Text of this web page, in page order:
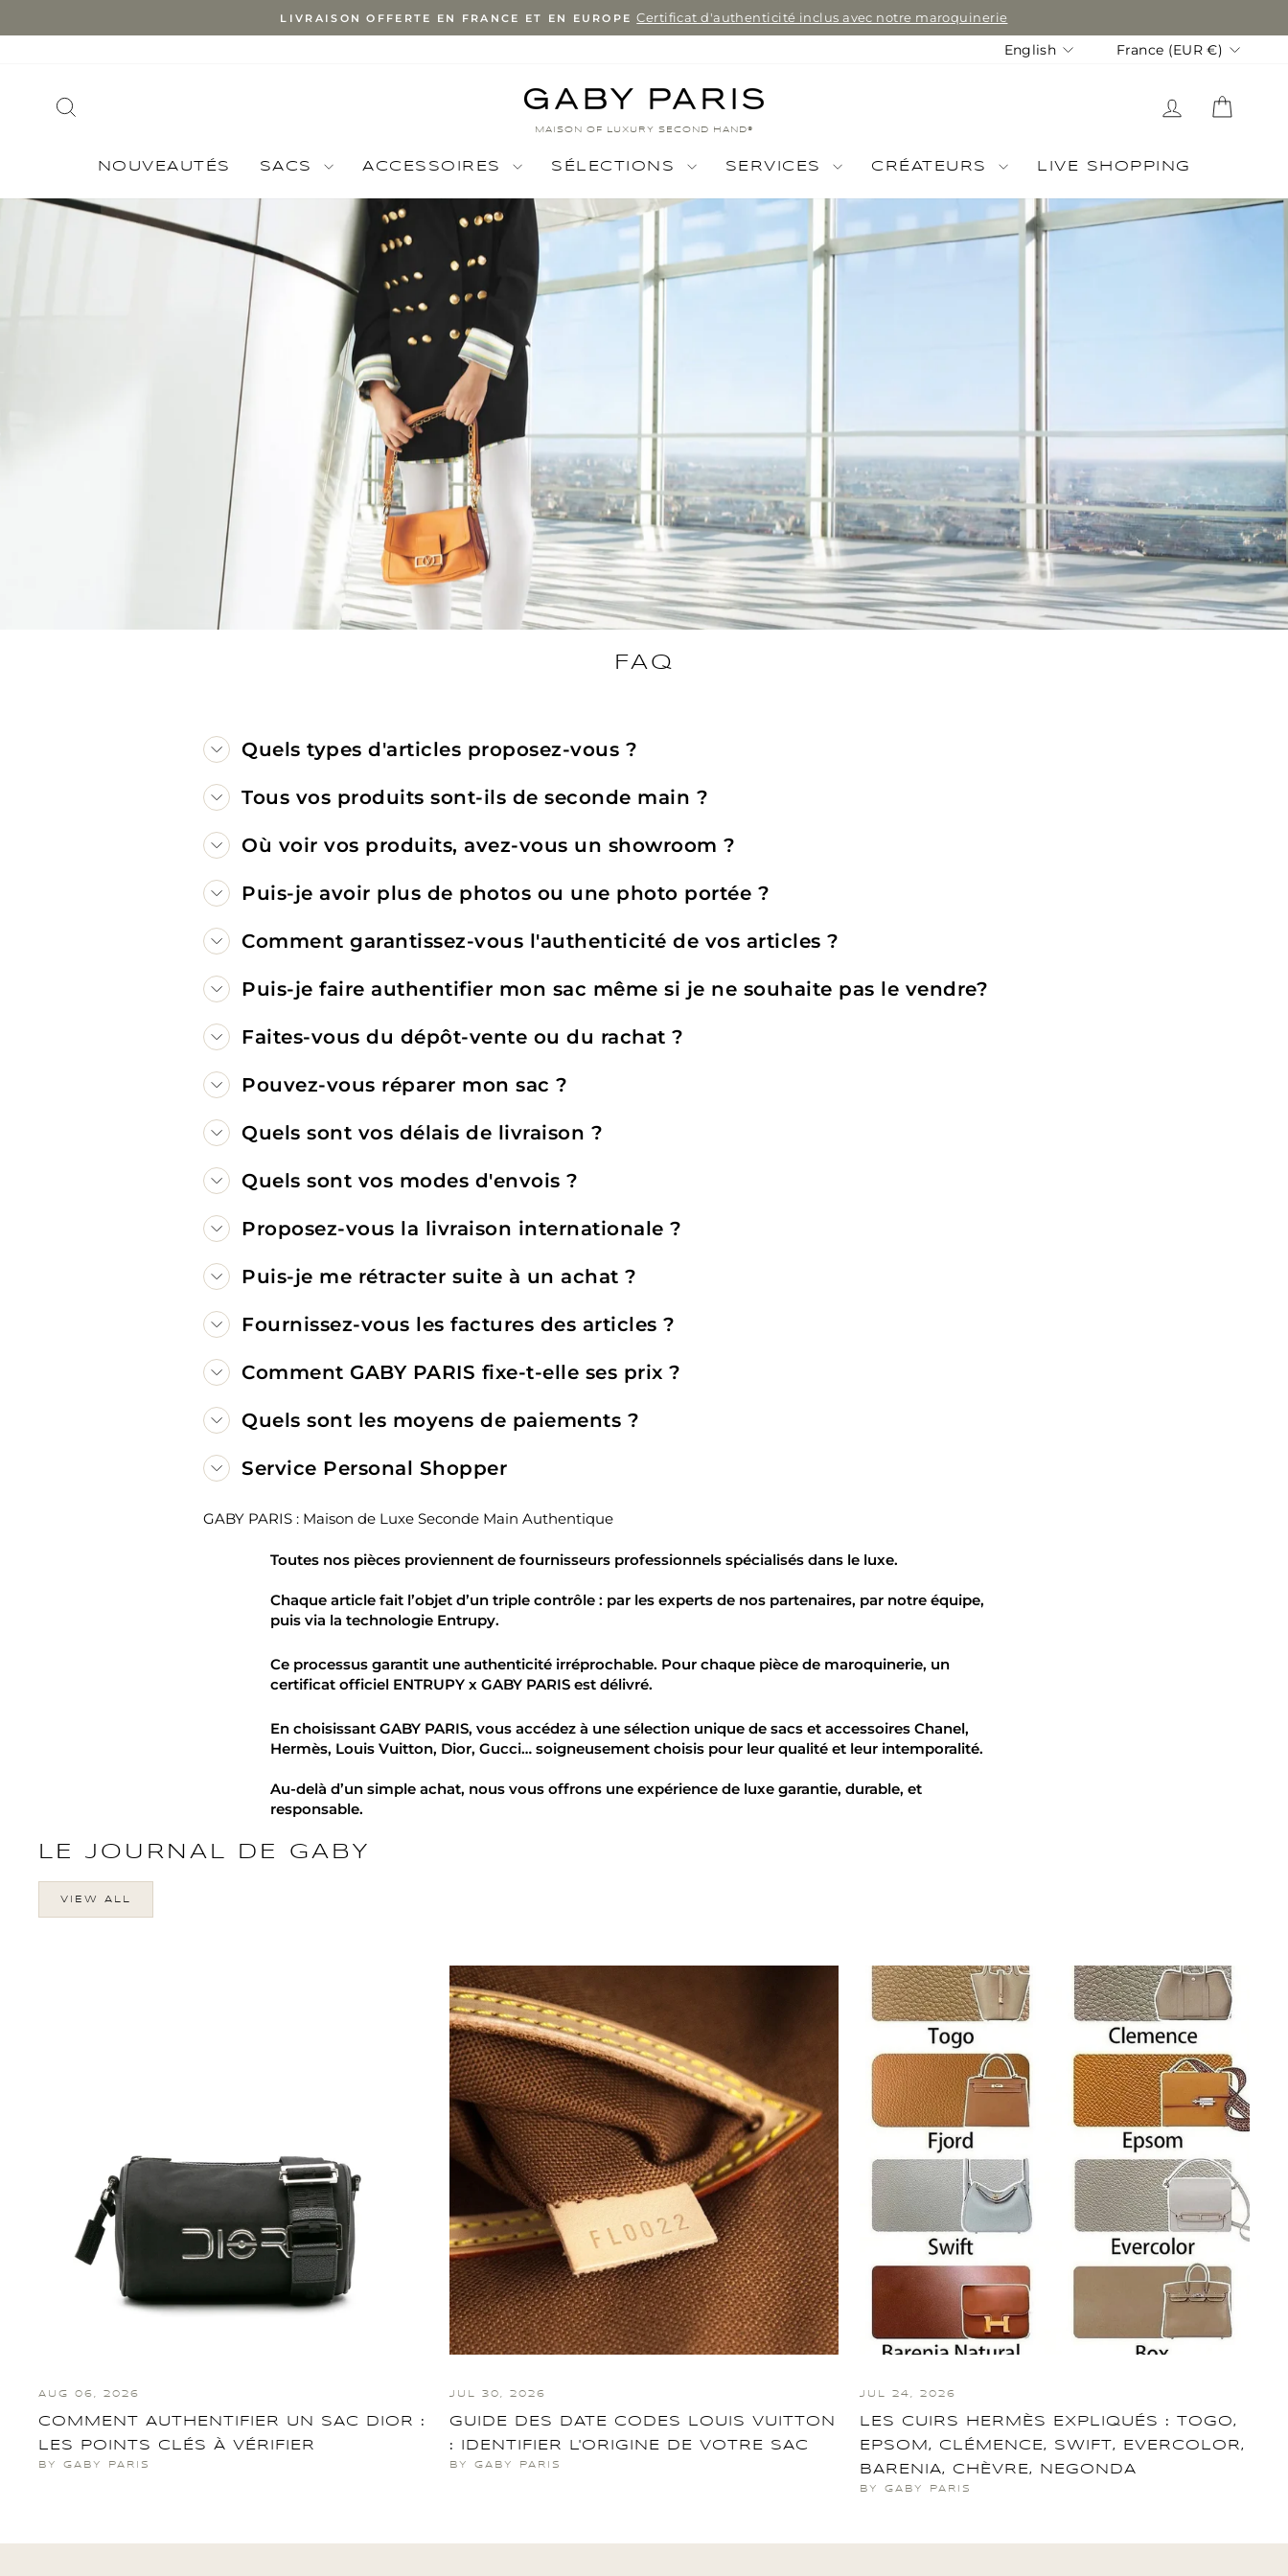
to
Pause
LIVRAISON OFFERTE EN FRANCE ET EN EUROPE Certificat d'authenticité inclus avec notre maroquinerie
Language
English Currency
France (EUR €)
MAISON OF LUXURY SECOND HAND®
LOG IN
NOUVEAUTÉS SACS ACCESSOIRES SÉLECTIONS SERVICES CRÉATEURS LIVE SHOPPING
FAQ
Quels types d'articles proposez-vous ?
Tous vos produits sont-ils de seconde main ?
Où voir vos produits, avez-vous un showroom ?
Puis-je avoir plus de photos ou une photo portée ?
Comment garantissez-vous l'authenticité de vos articles ?
Puis-je faire authentifier mon sac même si je ne souhaite pas le vendre?
Faites-vous du dépôt-vente ou du rachat ?
Pouvez-vous réparer mon sac ?
Quels sont vos délais de livraison ?
Quels sont vos modes d'envois ?
Proposez-vous la livraison internationale ?
Puis-je me rétracter suite à un achat ?
Fournissez-vous les factures des articles ?
Comment GABY PARIS fixe-t-elle ses prix ?
Quels sont les moyens de paiements ?
Service Personal Shopper
GABY PARIS : Maison de Luxe Seconde Main Authentique
Toutes nos pièces proviennent de fournisseurs professionnels spécialisés dans le luxe.
Chaque article fait l’objet d’un triple contrôle : par les experts de nos partenaires, par notre équipe,
puis via la technologie Entrupy.
Ce processus garantit une authenticité irréprochable. Pour chaque pièce de maroquinerie, un
certificat officiel ENTRUPY x GABY PARIS est délivré.
En choisissant GABY PARIS, vous accédez à une sélection unique de sacs et accessoires Chanel,
Hermès, Louis Vuitton, Dior, Gucci… soigneusement choisis pour leur qualité et leur intemporalité.
Au-delà d’un simple achat, nous vous offrons une expérience de luxe garantie, durable, et
responsable.
LE JOURNAL DE GABY
VIEW ALL
AUG 06, 2026
COMMENT AUTHENTIFIER UN SAC DIOR :
LES POINTS CLÉS À VÉRIFIER
BY GABY PARIS
JUL 30, 2026
GUIDE DES DATE CODES LOUIS VUITTON
: IDENTIFIER L'ORIGINE DE VOTRE SAC
BY GABY PARIS
JUL 24, 2026
LES CUIRS HERMÈS EXPLIQUÉS : TOGO,
EPSOM, CLÉMENCE, SWIFT, EVERCOLOR,
BARENIA, CHÈVRE, NEGONDA
BY GABY PARIS